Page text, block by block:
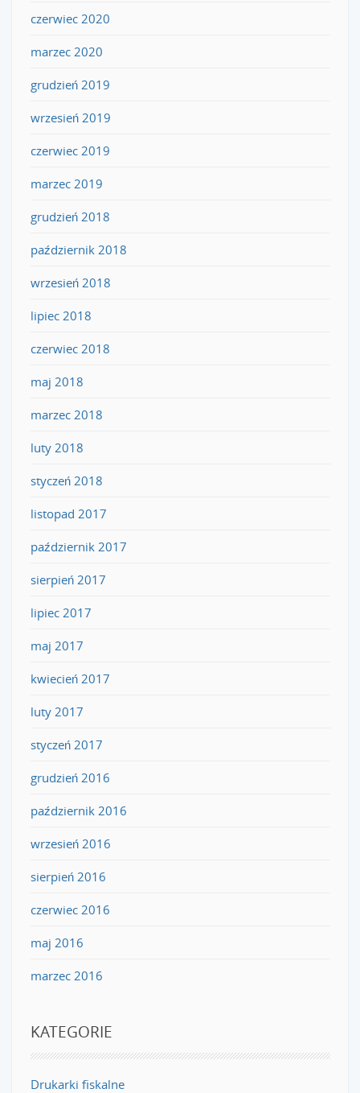
czerwiec 2020
marzec 2020
grudzień 2019
wrzesień 2019
czerwiec 2019
marzec 2019
grudzień 2018
październik 2018
wrzesień 2018
lipiec 2018
czerwiec 2018
maj 2018
marzec 2018
luty 2018
styczeń 2018
listopad 2017
październik 2017
sierpień 2017
lipiec 2017
maj 2017
kwiecień 2017
luty 2017
styczeń 2017
grudzień 2016
październik 2016
wrzesień 2016
sierpień 2016
czerwiec 2016
maj 2016
marzec 2016
KATEGORIE
Drukarki fiskalne